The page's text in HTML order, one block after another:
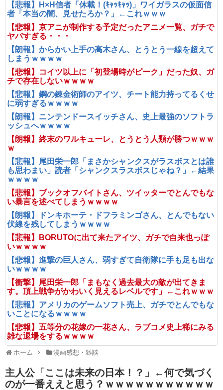
【悲報】H×H信者「休載！(ｷｬｯｷｬｯ)」ワイガラスの仮面信
者「本当の闇、見せたろか？」←これｗｗｗ
【悲報】京アニが制作する予定だったアニメ一覧、ガチで
ヤバすぎる・・・
【朗報】からかい上手の高木さん、とうとう一線を超えて
しまうｗｗｗｗ
【悲報】コイツ以上に「初登場時がピーク」だった奴、ガ
チで存在しないｗｗｗｗ
【悲報】鋼の錬金術師のアイツ、チート能力持ってるくせ
に弱すぎるｗｗｗｗ
【朗報】ニンテンドースイッチさん、史上最強のソフトラ
ッシュへｗｗｗｗ
【朗報】終末のワルキューレ、とうとう人類が勝つｗｗｗ
ｗ
【悲報】尾田栄一郎「まさかシャンクスがラスボスとは誰
も思わまい」読者「シャンクスラスボスじゃね？」←結果
ｗｗｗｗ
【悲報】ブックオフバイトさん、ツイッターでとんでもな
い暴言を述べてしまうｗｗｗｗ
【朗報】ドンキホーテ・ドフラミンゴさん、とんでもない
伏線を残してしまうｗｗｗｗ
【悲報】BORUTOに出て来たアイツ、ガチで自来也っぽ
いｗｗｗｗ
【悲報】進撃の巨人さん、弱すぎて自衛隊に手も足も出な
いｗｗｗｗ
【衝撃】尾田栄一郎「まもなく過去最大の敵が出てきま
す。頂上戦争がかわいく見えるレベルです」←これｗｗｗ
【悲報】アメリカのゲームソフト売上、ガチでとんでもな
いことになるｗｗｗｗ
【悲報】五等分の花嫁の一花さん、ラブコメ史上稀にみる
雑な退場をするｗｗｗｗ
ホーム 漫画感想・雑談
主人公「ここは未来の日本！？」←何で気づく
のが一番ええと思う？ｗｗｗｗｗｗｗｗｗｗｗ